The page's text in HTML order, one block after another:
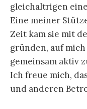
gleichaltrigen
Eine meiner
Zeit kam sie mit
gründen, auf
gemeinsam aktiv
Ich freue mich,
und anderen